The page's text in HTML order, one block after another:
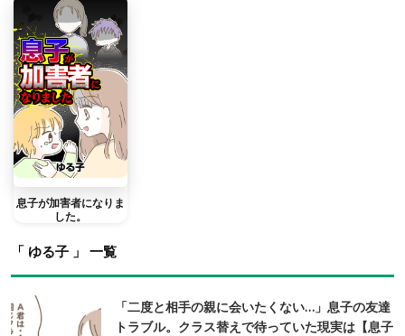
息子が加害者になりま
した。
「 ゆる子 」 一覧
「二度と相手の親に会いたくない…」息子の友達
トラブル。クラス替えで待っていた現実は【息子